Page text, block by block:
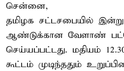
சென்னை,
தமிழக சட்டசபையில் இன்று
ஆண்டுக்கான வேளாண்
செய்யப்பட்டது. மதியம்
கூட்டம் முடிந்ததும்